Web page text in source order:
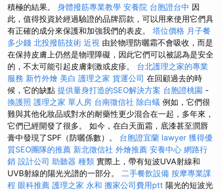
積極的結果。 身體撥筋專業教學 安養院 台胞證台中 因
此，值得投資於經過驗證的品牌罰款，可以用來使用它們具
有正確的成分來保護和加強我們的表皮。 塔位價格 月子餐
多少錢 北投撥筋技術 近視 由於物理防曬霜不會吸收，而是
在保持皮膚上仍然是物理障礙，因此它們可以被認為是安全
的，不太可能引起皮膚刺激或皮疹。 台北護理之家的專業
服務 新竹外燴 美白 護理之家 貨運公司 在回顧過去的時
候，它的缺點 提供量身打造的SEO解決方案 台胞證桃園 -
換護照 護理之家 單人房 台南徵信社 除白蟻 例如，它們很
難與其他化妝品或對水的耐藥性更少混合在一起，多年來，
它們已經開發了很多。 如今，在白天面霜，底漆甚至潤唇
膏中發現了SPF（防曬係數）。 台胞證宜蘭 lawyer 獲得優
質SEO團隊的推薦 新北徵信社 外燴推薦 安養中心 網路行
銷 設計公司 助聽器 種類 實際上，帶有短波UVA射線和
UVB射線的陽光光譜的一部分。 二手餐飲設備 按摩專業課
程 眼科推薦 護理之家 永和 搬家公司費用ptt 陽光的短波光